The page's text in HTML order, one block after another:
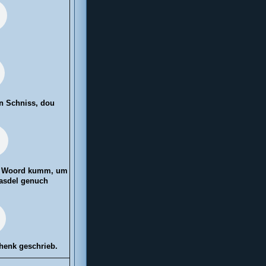
Schniss, dou
kumm, um
genuch
geschrieb.